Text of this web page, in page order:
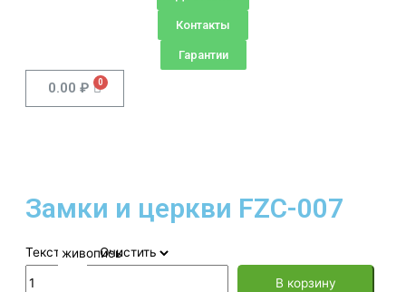
Контакты
Гарантии
0.00 ₽
Замки и церкви FZC-007
Текстура Очистить
В корзину